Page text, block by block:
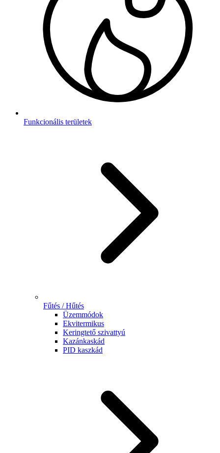
Funkcionális területek
Fűtés / Hűtés
Üzemmódok
Ekvitermikus
Keringtető szivattyú
Kazánkaskád
PID kaszkád